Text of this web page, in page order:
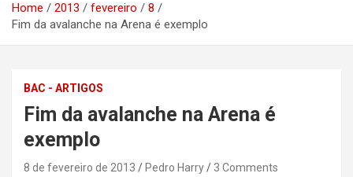
Home 2013 fevereiro
8
Fim da avalanche na Arena é exemplo
BAC - ARTIGOS
Fim da avalanche na Arena é
exemplo
8 de fevereiro de 2013 Pedro Harry 3 Comments